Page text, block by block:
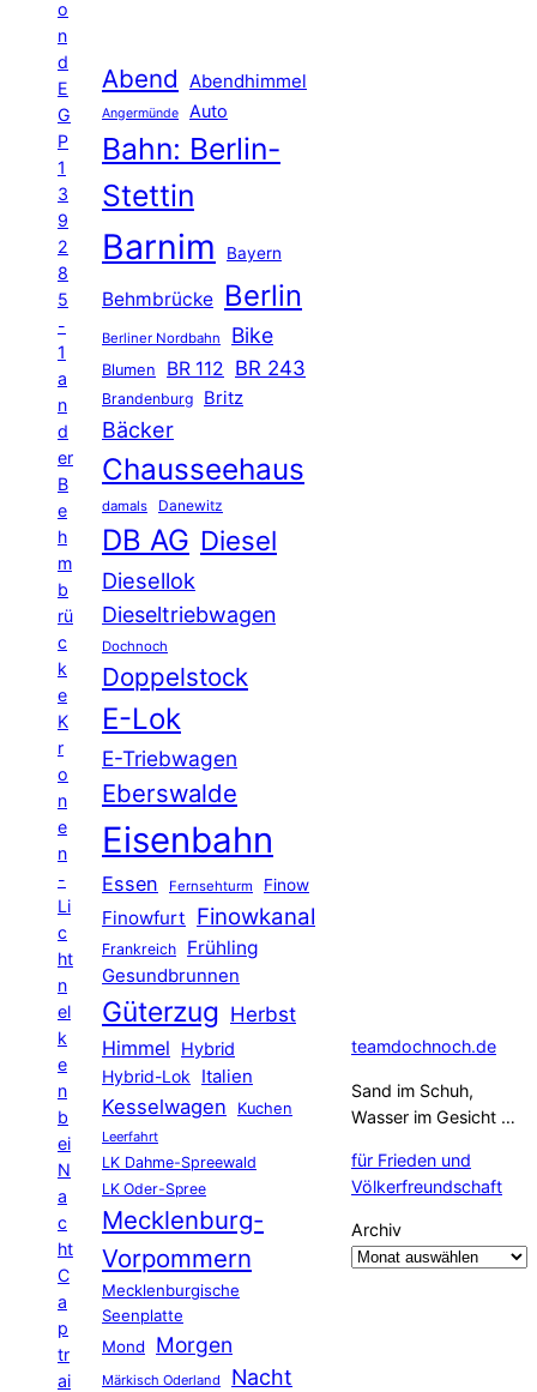
o
n
d
E
G
P
1
3
9
2
8
5
-
1
a
n
d
er
B
e
h
m
b
rü
c
k
e
K
r
o
n
e
n
-
Li
c
ht
n
el
k
e
n
b
ei
N
a
c
ht
C
a
p
tr
ai
Abend Abendhimmel
Angermünde Auto
Bahn: Berlin-
Stettin
Barnim Bayern
Behmbrücke Berlin
Berliner Nordbahn Bike
Blumen BR 112 BR 243
Brandenburg Britz
Bäcker
Chausseehaus
damals Danewitz
DB AG Diesel
Diesellok
Dieseltriebwagen
Dochnoch
Doppelstock
E-Lok
E-Triebwagen
Eberswalde
Eisenbahn
Essen Fernsehturm Finow
Finowfurt Finowkanal
Frankreich Frühling
Gesundbrunnen
Güterzug Herbst
Himmel
Hybrid
Hybrid-Lok Italien
Kesselwagen Kuchen
Leerfahrt
LK Dahme-Spreewald
LK Oder-Spree
Mecklenburg-
Vorpommern
Mecklenburgische
Seenplatte
Mond
Morgen
Märkisch Oderland Nacht
teamdochnoch.de
Sand im Schuh,
Wasser im Gesicht …
für Frieden und
Völkerfreundschaft
Archiv